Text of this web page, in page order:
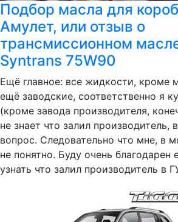
Подбор масла для
Амулет, или отзыв о
трансмиссионном
Syntrans 75W90
Ещё главное: все жидкости, кроме
ещё заводские, соответственно я
(кроме завода производителя,
не знает что залил производитель,
вопрос. Следовательно что мне, в
не понятно. Буду очень благодарен
узнать что залил производитель в